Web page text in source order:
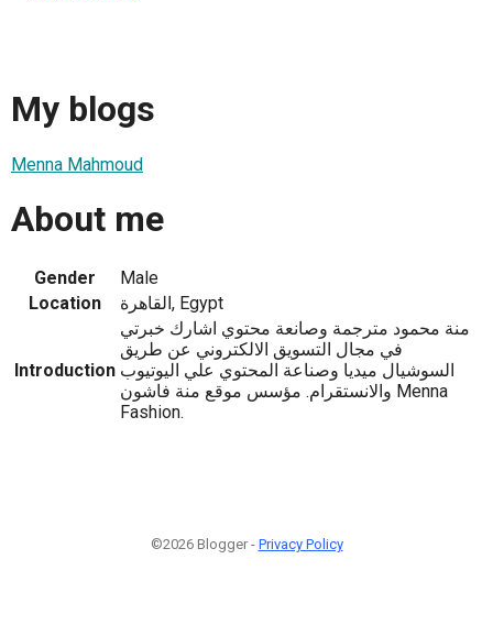
My blogs
Menna Mahmoud
About me
Gender
Male
Location
القاهرة, Egypt
Introduction
منة محمود مترجمة وصانعة محتوي اشارك خبرتي
في مجال التسويق الالكتروني عن طريق
السوشيال ميديا وصناعة المحتوي علي اليوتيوب
والانستقرام. مؤسس موقع منة فاشون Menna
Fashion.
©2026 Blogger - Privacy Policy